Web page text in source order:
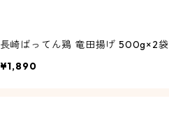
長崎ばってん鶏 竜田揚げ 500g×2袋
¥1,890